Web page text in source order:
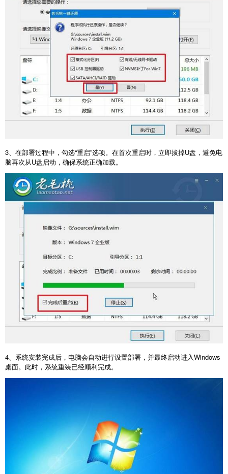
3、在部署过程中，勾选“重启”选项。在首次重启时，立即拔掉U盘，避免电
脑再次从U盘启动，确保系统正确加载。
4、系统安装完成后，电脑会自动进行设置部署，并最终启动进入Windows
桌面。此时，系统重装已经顺利完成。